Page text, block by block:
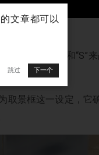
通过连接“L”和“S”
取景框这一设定，它
跳过 下一个